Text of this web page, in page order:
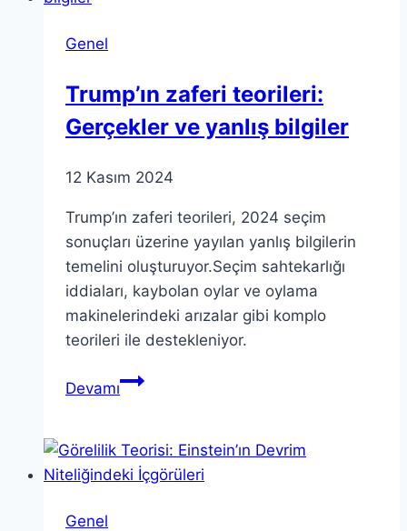
Genel
Trump’ın zaferi teorileri:
Gerçekler ve yanlış bilgiler
12 Kasım 2024
Trump’ın zaferi teorileri, 2024 seçim
sonuçları üzerine yayılan yanlış bilgilerin
temelini oluşturuyor.Seçim sahtekarlığı
iddiaları, kaybolan oylar ve oylama
makinelerindeki arızalar gibi komplo
teorileri ile destekleniyor.
DevamıTrump’ın
Gerçekler
ve
Genel